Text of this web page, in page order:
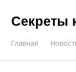
Секреты
Главная